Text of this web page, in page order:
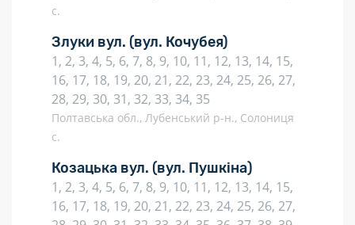
с.
Злуки вул. (вул. Кочубея)
1, 2, 3, 4, 5, 6, 7, 8, 9, 10, 11, 12, 13, 14, 15,
16, 17, 18, 19, 20, 21, 22, 23, 24, 25, 26, 27,
28, 29, 30, 31, 32, 33, 34, 35
Полтавська обл., Лубенський р-н., Солониця
с.
Козацька вул. (вул. Пушкіна)
1, 2, 3, 4, 5, 6, 7, 8, 9, 10, 11, 12, 13, 14, 15,
16, 17, 18, 19, 20, 21, 22, 23, 24, 25, 26, 27,